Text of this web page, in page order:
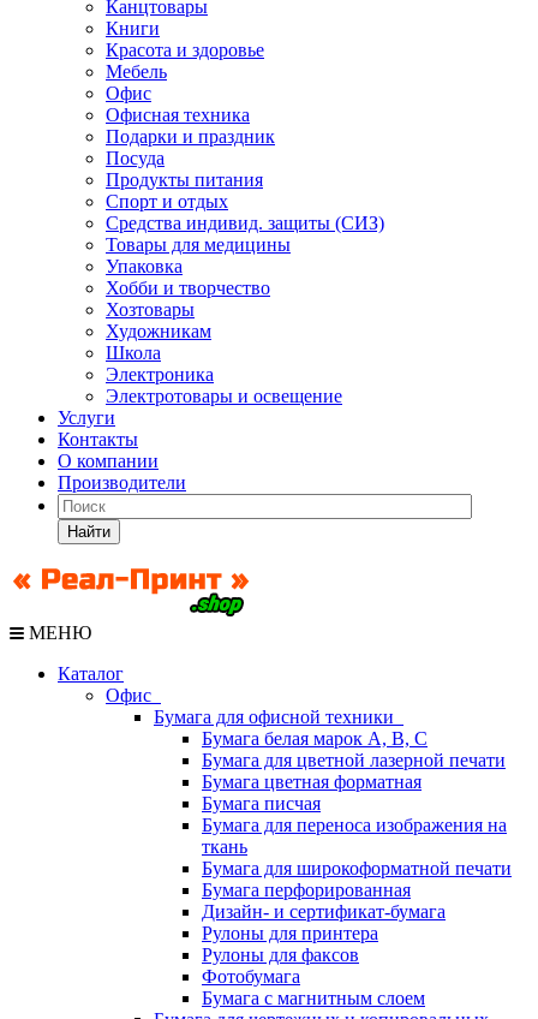
Канцтовары
Книги
Красота и здоровье
Мебель
Офис
Офисная техника
Подарки и праздник
Посуда
Продукты питания
Спорт и отдых
Средства индивид. защиты (СИЗ)
Товары для медицины
Упаковка
Хобби и творчество
Хозтовары
Художникам
Школа
Электроника
Электротовары и освещение
Услуги
Контакты
О компании
Производители
Найти
МЕНЮ
Каталог
Офис
Бумага для офисной техники
Бумага белая марок А, В, С
Бумага для цветной лазерной печати
Бумага цветная форматная
Бумага писчая
Бумага для переноса изображения на
ткань
Бумага для широкоформатной печати
Бумага перфорированная
Дизайн- и сертификат-бумага
Рулоны для принтера
Рулоны для факсов
Фотобумага
Бумага с магнитным слоем